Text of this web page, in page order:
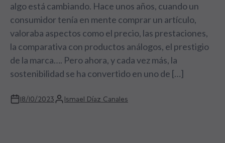
algo está cambiando. Hace unos años, cuando un
consumidor tenía en mente comprar un artículo,
valoraba aspectos como el precio, las prestaciones,
la comparativa con productos análogos, el prestigio
de la marca…. Pero ahora, y cada vez más, la
sostenibilidad se ha convertido en uno de […]
18/10/2023 Ismael Díaz Canales